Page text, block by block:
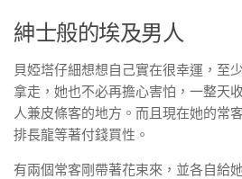
紳士般的埃及男人
貝婭塔仔細想想自己實在很幸運，至
拿走，她也不必再擔心害怕，一整天
人兼皮條客的地方。而且現在她的常
排長龍等著付錢買性。
有兩個常客剛帶著花束來，並各自給